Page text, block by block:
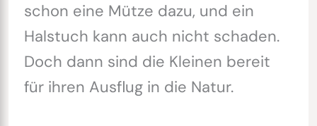
schon eine Mütze dazu, und ein
Halstuch kann auch nicht schaden.
Doch dann sind die Kleinen bereit
für ihren Ausflug in die Natur.